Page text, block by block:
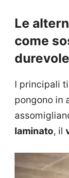
Le
come
I principali
pongono in
laminato, il